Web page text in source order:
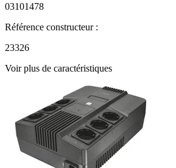
03101478
Référence constructeur :
23326
Voir plus de caractéristiques